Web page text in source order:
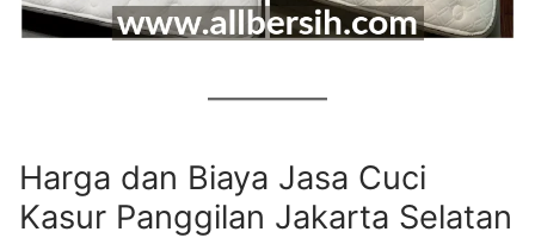
Harga dan Biaya Jasa Cuci
Kasur Panggilan Jakarta Selatan